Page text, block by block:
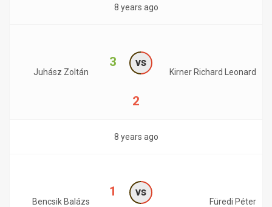
8 years ago
Juhász Zoltán
3 vs
2
Kirner Richard Leonard
8 years ago
Bencsik Balázs
1 vs
Füredi Péter